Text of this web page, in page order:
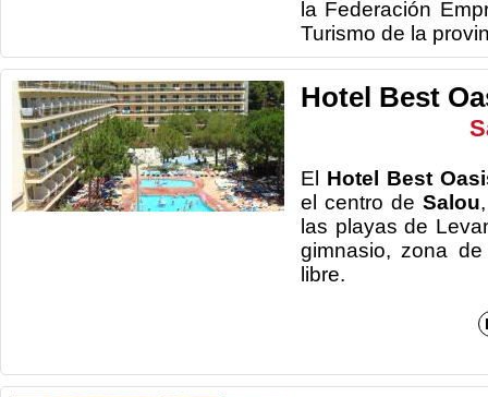
la Federación
Turismo de la
Hotel Best
El Hotel Best
el centro deSalou
las playas de
gimnasio, zona